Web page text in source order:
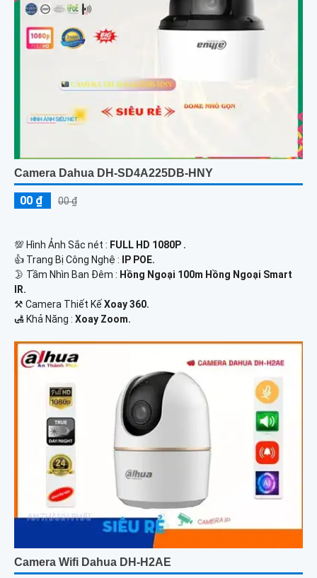
Camera Dahua DH-SD4A225DB-HNY
00 ₫ 00 ₫
💯 Hình Ảnh Sắc nét : FULL HD 1080P .
👍 Trang Bị Công Nghệ : IP POE.
🌛 Tầm Nhìn Ban Đêm : Hồng Ngoại 100m Hồng Ngoại Smart
IR.
⚒ Camera Thiết KếXoay 360.
️🛃 Khả Năng : Xoay Zoom.
Camera Wifi Dahua DH-H2AE